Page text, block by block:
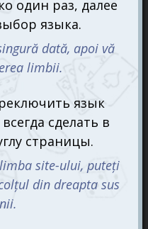
Убежище (Not
новые механики,
вам ещё один шанс
себя